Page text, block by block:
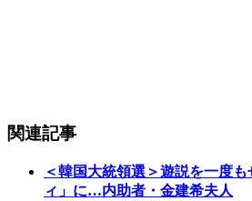
関連記事
＜韓国大統領選＞遊説を一度
ィ」に…内助者・金建希夫人